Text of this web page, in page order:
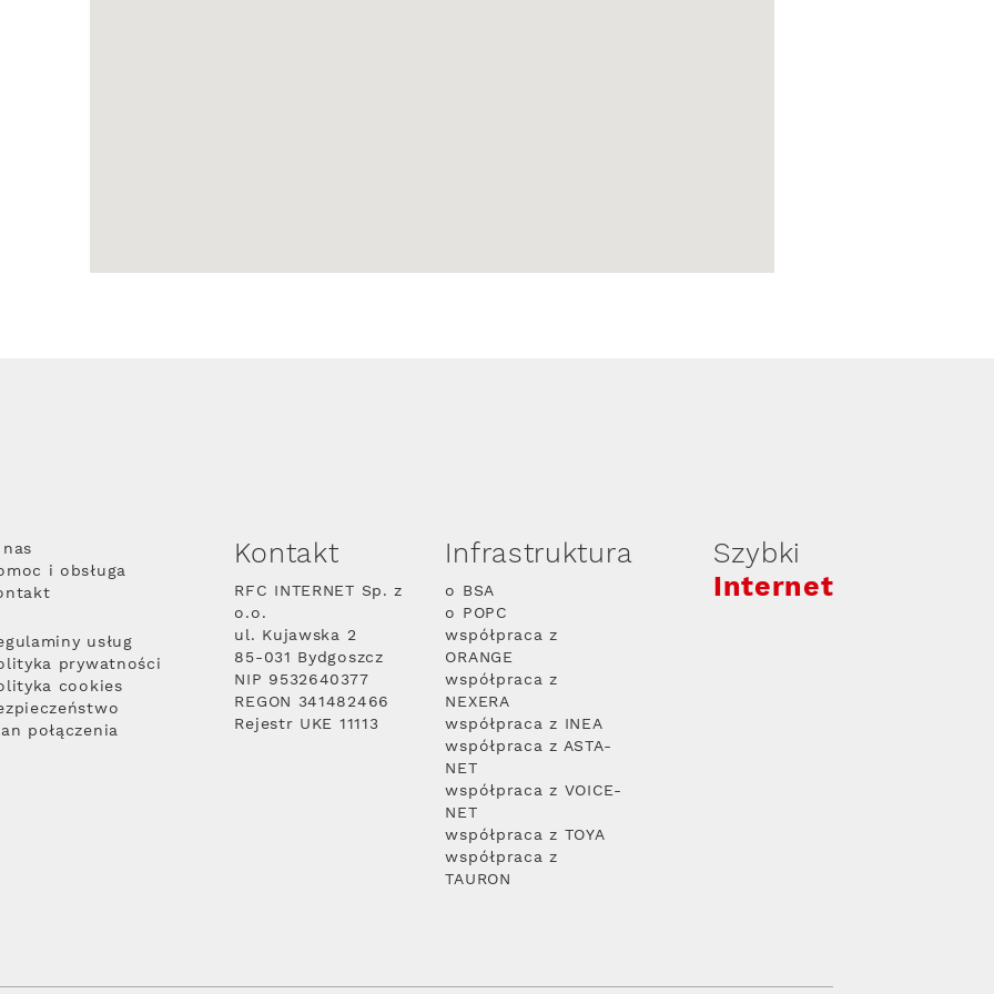
i obsługa
usług
prywatności
cookies
połączenia
Kontakt
RFC INTERNET Sp. z
o.o.
ul. Kujawska 2
85-031 Bydgoszcz
NIP 9532640377
REGON 341482466
Rejestr UKE 11113
Infrastruktura
o BSA
o POPC
współpraca z
ORANGE
współpraca z
NEXERA
współpraca z INEA
współpraca z ASTA-
NET
współpraca z VOICE-
NET
współpraca z TOYA
współpraca z
TAURON
Szybki
Internet